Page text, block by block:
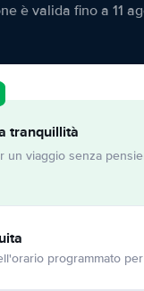
è valida fino a 11
tranquillità
un viaggio senza
programmato